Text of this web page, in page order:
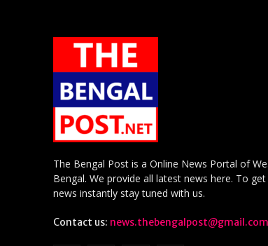
The Bengal Post is a Online News Portal of
Bengal. We provide all latest news here. To
news instantly stay tuned with us.
Contact us: news.thebengalpost@gmail.com